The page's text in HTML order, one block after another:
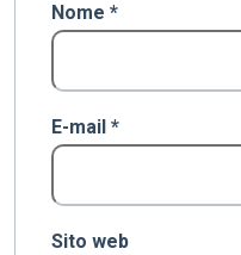
Nome *
E-mail *
Sito web